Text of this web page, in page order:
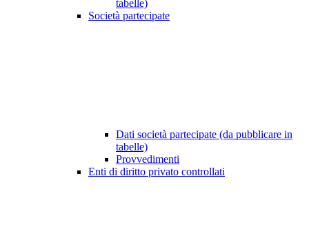
tabelle)
Società partecipate
Dati società partecipate (da pubblicare in
tabelle)
Provvedimenti
Enti di diritto privato controllati